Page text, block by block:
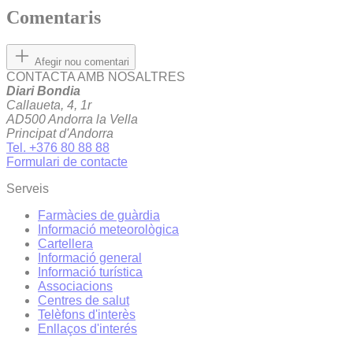
Comentaris
Afegir nou comentari
CONTACTA AMB NOSALTRES
Diari Bondia
Callaueta, 4, 1r
AD500 Andorra la Vella
Principat d'Andorra
Tel. +376 80 88 88
Formulari de contacte
Serveis
Farmàcies de guàrdia
Informació meteorològica
Cartellera
Informació general
Informació turística
Associacions
Centres de salut
Telèfons d'interès
Enllaços d'interés